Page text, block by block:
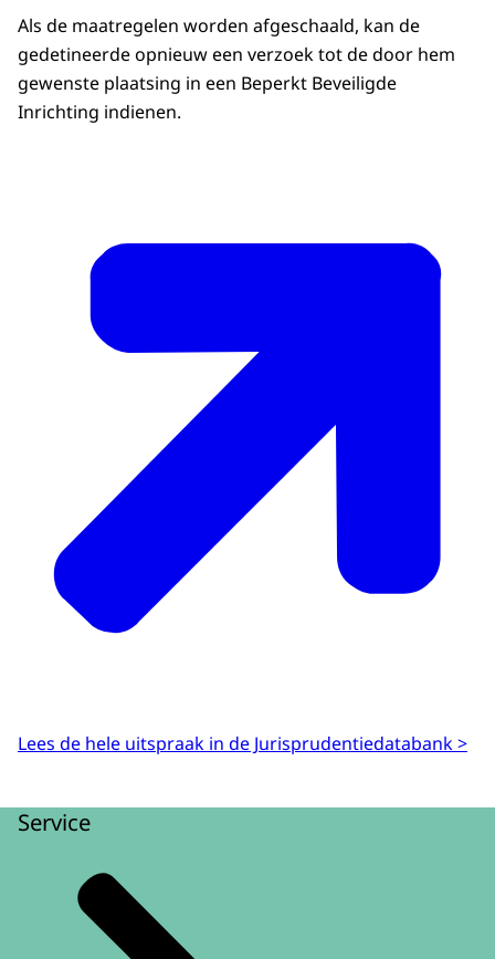
Als de maatregelen worden afgeschaald, kan de
gedetineerde opnieuw een verzoek tot de door hem
gewenste plaatsing in een Beperkt Beveiligde
Inrichting indienen.
Lees de hele uitspraak in de Jurisprudentiedatabank >
Service